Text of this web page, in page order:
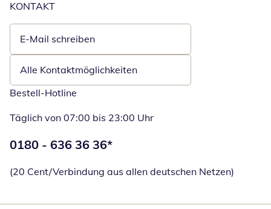
KONTAKT
E-Mail schreiben
Öffnet E-Mail-Client
Alle Kontaktmöglichkeiten
Bestell-Hotline
Täglich von 07:00 bis 23:00 Uhr
Telefonnummer:
0180 - 636 36 36*
(20 Cent/Verbindung aus allen deutschen Netzen)